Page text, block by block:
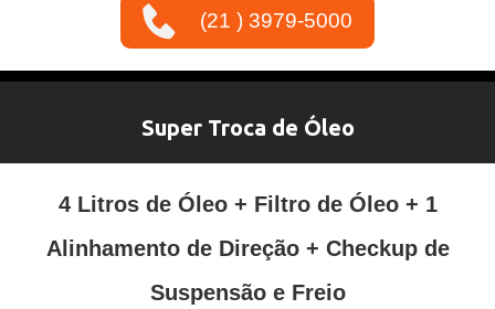
(21 ) 3979-5000
Super Troca de Óleo
4 Litros de Óleo + Filtro de Óleo + 1
Alinhamento de Direção + Checkup de
Suspensão e Freio